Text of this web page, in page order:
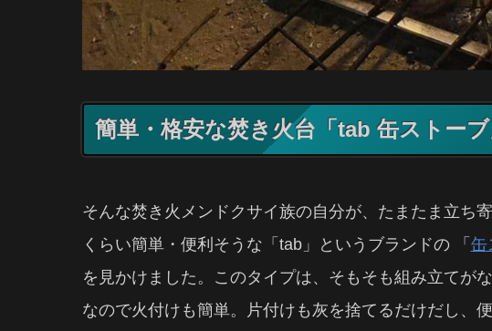
簡単・格安な焚き火台「tab 缶ストーブ
そんな焚き火メンドクサイ族の自分が、たまたま立ち
くらい簡単・便利そうな「tab」というブランドの 「 缶
を見かけました。このタイプは、そもそも組み立てが
なので火付けも簡単。片付けも灰を捨てるだけだし、